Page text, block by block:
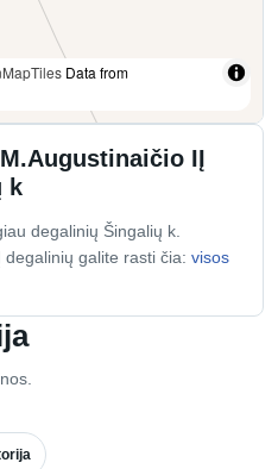
Data from
IĮ
k
degalinių Šingalių k.
galite rasti čia: visos